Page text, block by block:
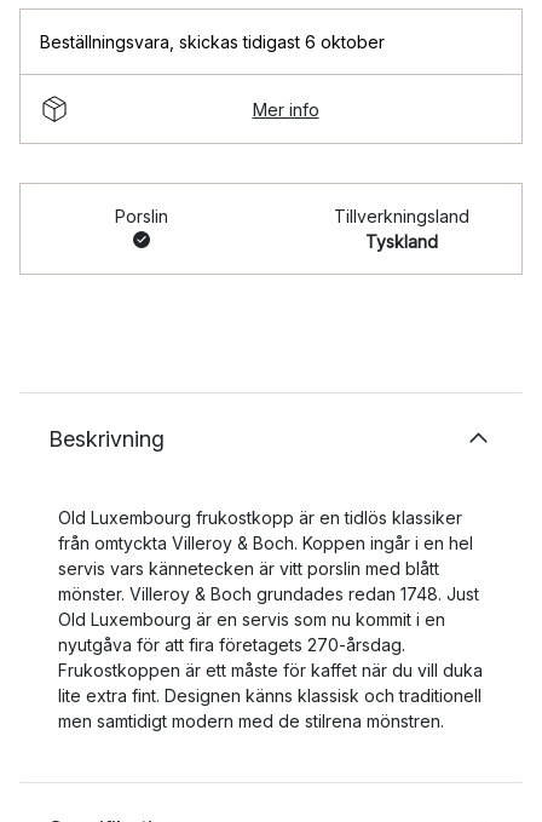
Beställningsvara skickas tidigast 6 oktober
Mer info
Porslin
Tillverkningsland
Tyskland
Beskrivning
Old Luxembourg frukostkopp är en tidlös klassiker
från omtyckta Villeroy & Boch. Koppen ingår i en hel
servis vars kännetecken är vitt porslin med blått
mönster. Villeroy & Boch grundades redan 1748. Just
Old Luxembourg är en servis som nu kommit i en
nyutgåva för att fira företagets 270-årsdag.
Frukostkoppen är ett måste för kaffet när du vill duka
lite extra fint. Designen känns klassisk och traditionell
men samtidigt modern med de stilrena mönstren.